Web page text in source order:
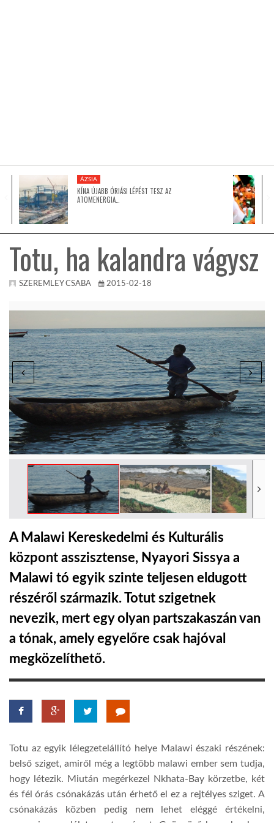
GLOBOTV BP
HÍR3D
GLOBOTV
AFRIKA TUDÁSTÁR
A NAP SZÉPE
LINKTR.EE
GLOBOZSARU
DOBRAVERO.HU
LATIMO.HU
GLOBOBOOK
ÁZSIA
KÍNA ÚJABB ÓRIÁSI LÉPÉST TESZ AZ
ATOMENERGIA…
Totu, ha kalandra vágysz
SZEREMLEY CSABA 2015-02-18
A Malawi Kereskedelmi és Kulturális
központ asszisztense, Nyayori Sissya a
Malawi tó egyik szinte teljesen eldugott
részéről származik. Totut szigetnek
nevezik, mert egy olyan partszakaszán van
a tónak, amely egyelőre csak hajóval
megközelíthető.
Totu az egyik lélegzetelállító helye Malawi északi részének:
belső sziget, amiről még a legtöbb malawi ember sem tudja,
hogy létezik. Miután megérkezel Nkhata-Bay körzetbe, két
és fél órás csónakázás után érhető el ez a rejtélyes sziget. A
csónakázás közben pedig nem lehet eléggé értékelni,